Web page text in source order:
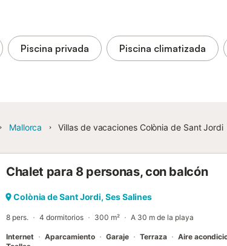
Piscina privada Piscina climatizada
Mallorca Villas de vacaciones Colònia de Sant Jordi
Chalet para 8 personas, con balcón
Colònia de Sant Jordi, Ses Salines
8 pers. 4 dormitorios 300 m² A 30 m de la playa
Internet Aparcamiento Garaje Terraza Aire